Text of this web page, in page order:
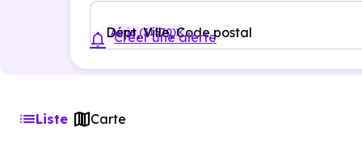
Dépt, Ville, Code postal
Aurin (31570)
Créer une alerte
Liste Carte